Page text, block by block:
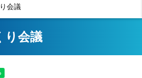
会議
り会議